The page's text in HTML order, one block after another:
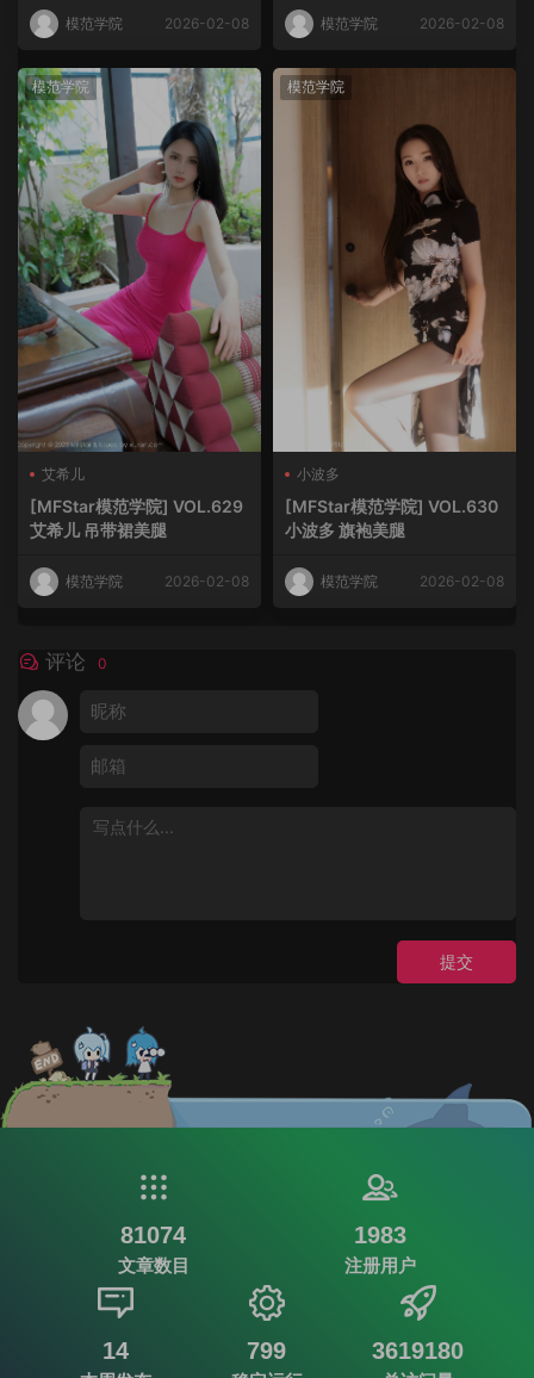
模范学院 2026-02-08 模范学院 2026-02-08
模范学院
艾希儿
[MFStar模范学院] VOL.629
艾希儿 吊带裙美腿
模范学院 2026-02-08
模范学院
小波多
[MFStar模范学院] VOL.630
小波多 旗袍美腿
模范学院 2026-02-08
评论 0
提交
81074
文章数目
1983
注册用户
14 799 3619180